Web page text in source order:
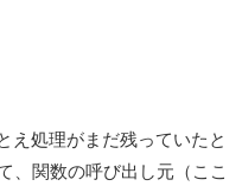
処理がまだ残っていたと
、関数の呼び出し元（ここ